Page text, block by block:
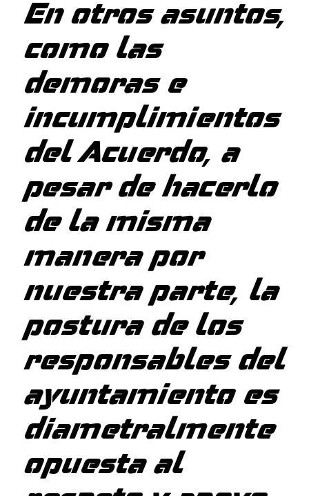
En otros asuntos,
como las
demoras e
incumplimientos
del Acuerdo, a
pesar de hacerlo
de la misma
manera por
nuestra parte, la
postura de los
responsables del
ayuntamiento es
diametralmente
opuesta al